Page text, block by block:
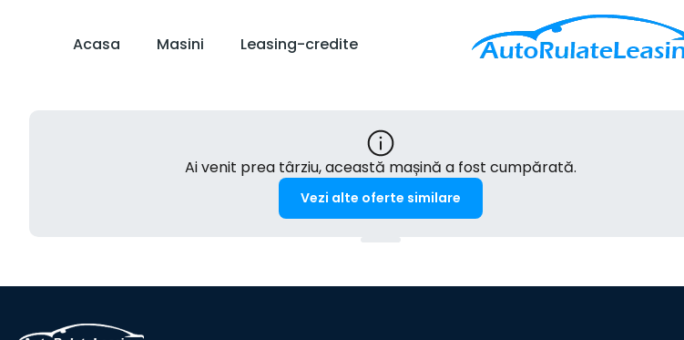
Acasa Masini Leasing-credite
Ai venit prea târziu, această mașină a fost cumpărată.
Vezi alte oferte similare